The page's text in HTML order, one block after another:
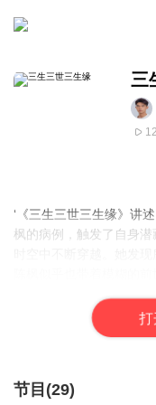
三
‘《三生三世三生缘》讲
枫的病例，触发了自身
陈枫似乎也带着模糊的
书名： 《三生三世三生缘
打
节目(29)